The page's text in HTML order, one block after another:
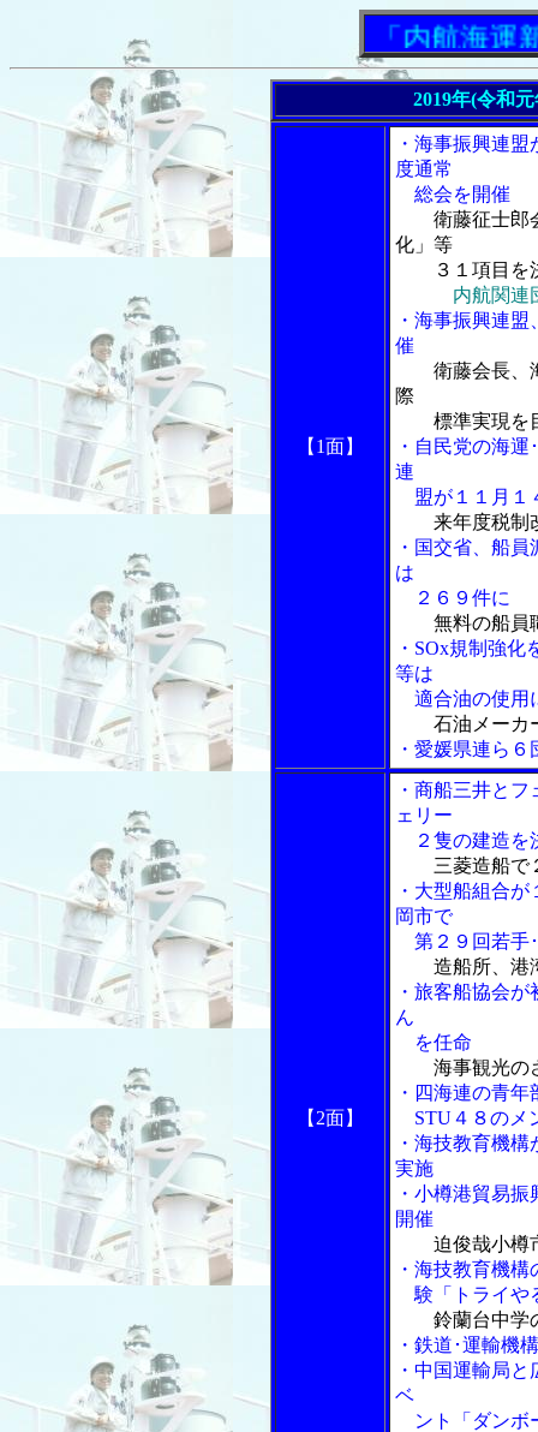
「内航海運新聞
2019年(令和
【1面】
・海事振興連
度通常
総会を開催
衛藤征士郎
化」等
３１項目を
内航関連
・海事振興連
催
衛藤会長、
際
標準実現を
・自民党の海
連
盟が１１月１
来年度税制
・国交省、船
は
２６９件に
無料の船員
・SOx規制強
等は
適合油の使用
石油メーカ
・愛媛県連ら
【2面】
・商船三井と
ェリー
２隻の建造を
三菱造船で
・大型船組合
岡市で
第２９回若手
造船所、港
・旅客船協会
ん
を任命
海事観光の
・四海連の青
STU４８のメ
・海技教育機
実施
・小樽港貿易
開催
迫俊哉小樽
・海技教育機
験「トライや
鈴蘭台中学
・鉄道･運輸機
・中国運輸局
ベ
ント「ダンボ